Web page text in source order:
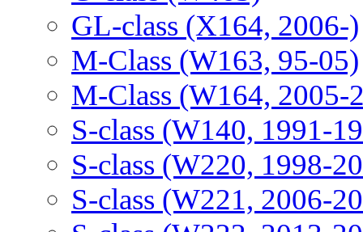
GL-class (X164, 2006-)
M-Class (W163, 95-05)
M-Class (W164, 2005-
S-class (W140, 1991-
S-class (W220, 1998-
S-class (W221, 2006-